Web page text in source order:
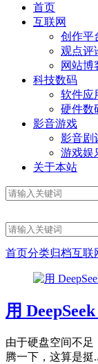
首页
互联网
创作平
观点评
网站博
科技数码
软件应
硬件数
影音游戏
影音剧
游戏娱
关于本站
首页分类归档互联
用
由于硬盘空间不足
腾一下，这算是挺